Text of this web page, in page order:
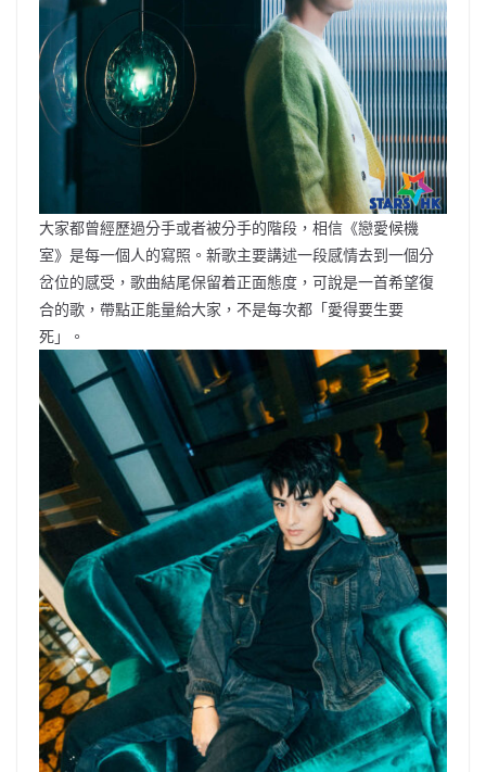
大家都曾經歷過分手或者被分手的階段，相信《戀愛候機
室》是每一個人的寫照。新歌主要講述一段感情去到一個分
岔位的感受，歌曲結尾保留着正面態度，可說是一首希望復
合的歌，帶點正能量給大家，不是每次都「愛得要生要
死」。